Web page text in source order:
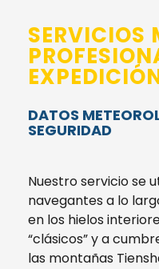
SERVICIOS
DATOS
SEGURIDAD
Nuestro servicio se
navegantes a lo
en los hielos
“clásicos” y a
las montañas